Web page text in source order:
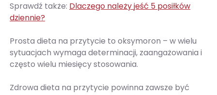
Sprawdź także: Dlaczego należy jeść 5 posiłków
dziennie?
Prosta dieta na przytycie to oksymoron – w wielu
sytuacjach wymaga determinacji, zaangażowania i
często wielu miesięcy stosowania.
Zdrowa dieta na przytycie powinna zawsze być